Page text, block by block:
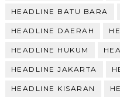
HEADLINE BATU BARA
HEADLINE DAERAH
HEADLINE HUKUM
HEADLINE JAKARTA
HEADLINE KISARAN